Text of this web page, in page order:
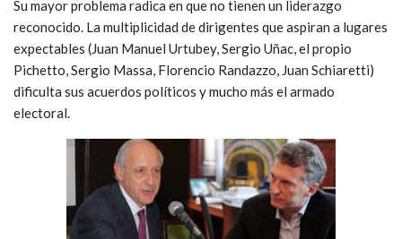
Su mayor problema radica en que no tienen un liderazgo
reconocido. La multiplicidad de dirigentes que aspiran a lugares
expectables (Juan Manuel Urtubey, Sergio Uñac, el propio
Pichetto, Sergio Massa, Florencio Randazzo, Juan Schiaretti)
dificulta sus acuerdos políticos y mucho más el armado
electoral.